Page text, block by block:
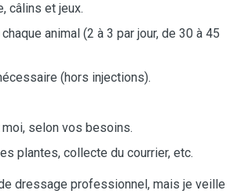
câlins et jeux.
animal (2 à 3 par jour, de 30 à 45
(hors injections).
selon vos besoins.
plantes, collecte du courrier, etc.
dressage professionnel, mais je veille